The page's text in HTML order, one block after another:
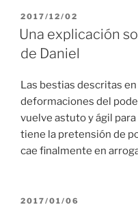
PUBLICADO
EL
2017/12/02
Una explicación
de Daniel
Las bestias descritas
deformaciones del
vuelve astuto y ágil
tiene la pretensión de
cae finalmente en
PUBLICADO
2017/01/06